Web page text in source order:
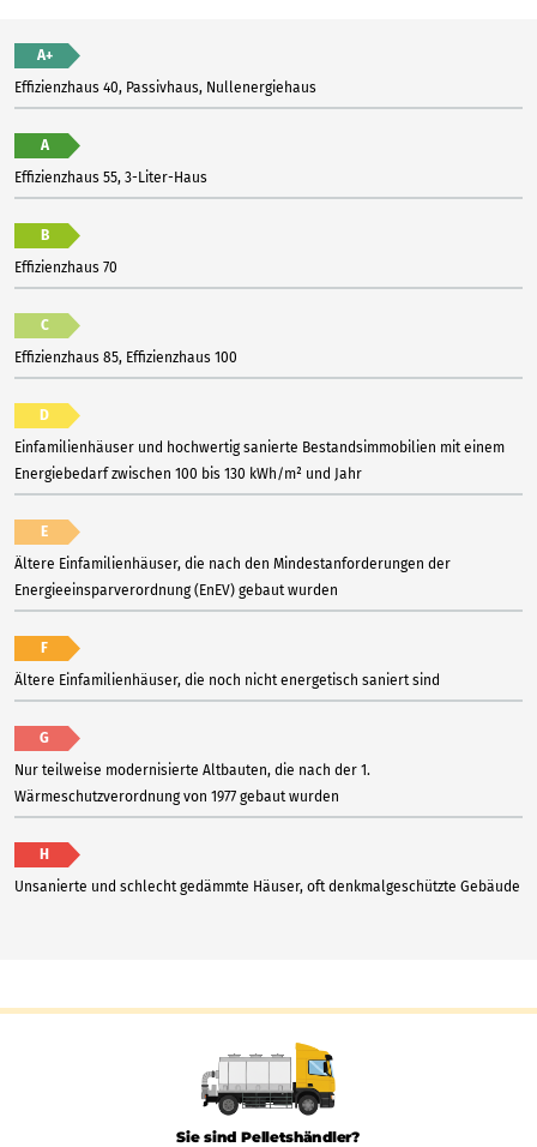
A+
Effizienzhaus 40, Passivhaus, Nullenergiehaus
A
Effizienzhaus 55, 3-Liter-Haus
B
Effizienzhaus 70
C
Effizienzhaus 85, Effizienzhaus 100
D
Einfamilienhäuser und hochwertig sanierte Bestandsimmobilien mit einem
Energiebedarf zwischen 100 bis 130 kWh/m² und Jahr
E
Ältere Einfamilienhäuser, die nach den Mindestanforderungen der
Energieeinsparverordnung (EnEV) gebaut wurden
F
Ältere Einfamilienhäuser, die noch nicht energetisch saniert sind
G
Nur teilweise modernisierte Altbauten, die nach der 1.
Wärmeschutzverordnung von 1977 gebaut wurden
H
Unsanierte und schlecht gedämmte Häuser, oft denkmalgeschützte Gebäude
Sie sind Pelletshändler?